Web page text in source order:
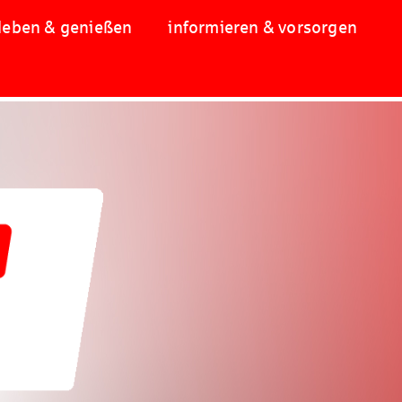
& genießen informieren & vorsorgen